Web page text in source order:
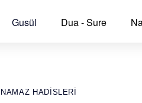
Gusül Dua - Sure
NAMAZ HADISLERI